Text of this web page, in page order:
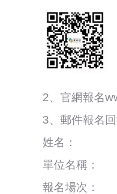
2、官網報名
3、郵件報名
姓名：
單位名
報名場